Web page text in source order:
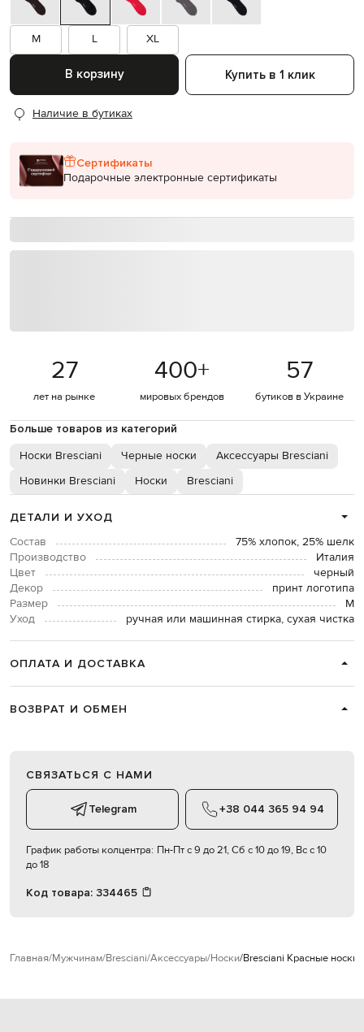
M L XL
В корзину Купить в 1 клик
Наличие в бутиках
Сертификаты
Подарочные электронные сертификаты
27
лет на рынке
400+
мировых брендов
57
бутиков в Украине
Больше товаров из категорий
Носки Bresciani Черные носки
Аксессуары Bresciani
Новинки Bresciani
Носки Bresciani
ДЕТАЛИ И УХОД
Состав
75% хлопок, 25% шелк
Производство
Италия
Цвет
черный
Декор
принт логотипа
Размер
М
Уход
ручная или машинная стирка, сухая чистка
ОПЛАТА И ДОСТАВКА
ВОЗВРАТ И ОБМЕН
СВЯЗАТЬСЯ С НАМИ
Telegram +38 044 365 94 94
График работы колцентра: Пн-Пт с 9 до 21, Сб с 10 до 19, Вс с 10
до 18
Код товара: 334465
Главная Мужчинам Bresciani Аксессуары Носки Bresciani Красные носки